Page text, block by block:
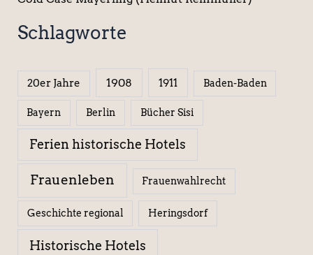
Schlagworte
20er Jahre 1908 1911 Baden-Baden
Bayern Berlin Bücher Sisi
Ferien historische Hotels
Frauenleben Frauenwahlrecht
Geschichte regional Heringsdorf
Historische Hotels